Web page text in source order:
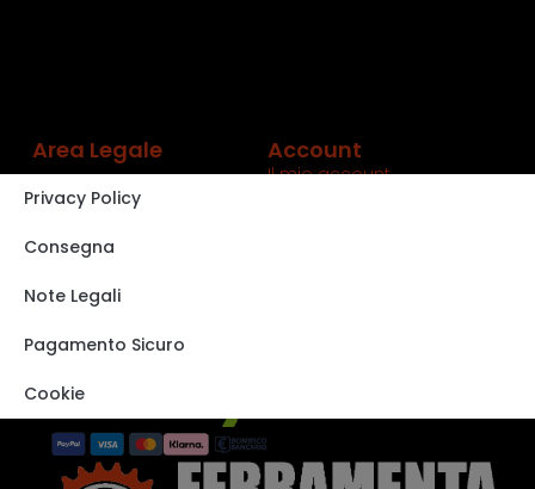
Area Legale
Privacy Policy
Consegna
Note Legali
Pagamento Sicuro
Cookie
Account
Il mio account
VISITA IL NOSTRO